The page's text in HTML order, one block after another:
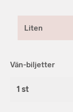
Liten
Vän-biljetter
1 st